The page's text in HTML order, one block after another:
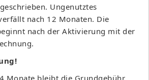
Ungenutztes
nach 12 Monaten. Die
nach der Aktivierung mit der
Monate bleibt die Grundgebühr